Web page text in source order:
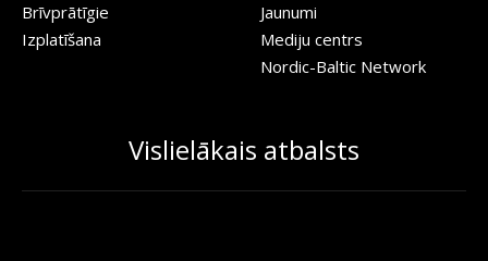
Brīvprātīgie
Izplatīšana
Jaunumi
Mediju centrs
Nordic-Baltic Network
Vislielākais atbalsts